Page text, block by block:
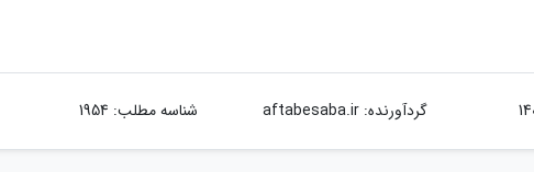
گردآورنده:aftabesaba.ir شناسه مطلب: 1954